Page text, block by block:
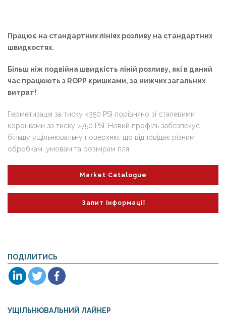
Працює на стандартних лініях розливу на стандартних
швидкостях.
Більш ніж подвійна швидкість ліній розливу, які в даний
час працюють з ROPP кришками, за нижчих загальних
витрат!
Герметизація за тиску <350 PSI порівняно зі сталевими
коронками за тиску >750 PSI. Новий профіль забезпечує
більшу ущільнювальну поверхню, що відповідає різним
обробкам, умовам та розмірам пля
Market Catalogue
Запит інформації
ПОДІЛИТИСЬ
УЩІЛЬНЮВАЛЬНИЙ ЛАЙНЕР